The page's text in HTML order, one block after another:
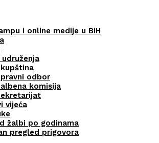
i online medije u BiH
udruženja
odbor
komisija
vijeća
žalbi po godinama
pregled prigovora